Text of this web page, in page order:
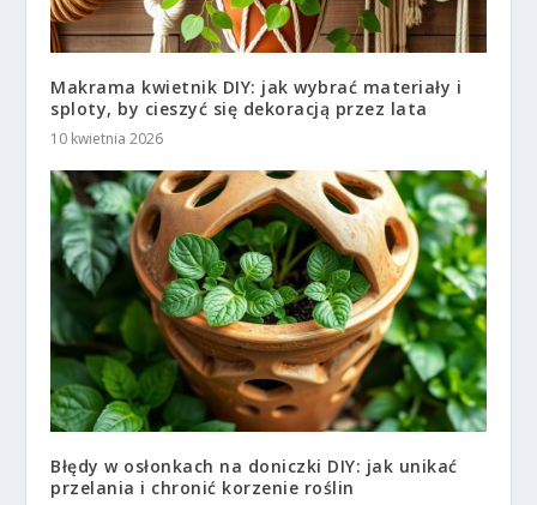
Makrama kwietnik DIY: jak wybrać materiały i
sploty, by cieszyć się dekoracją przez lata
10 kwietnia 2026
Błędy w osłonkach na doniczki DIY: jak unikać
przelania i chronić korzenie roślin